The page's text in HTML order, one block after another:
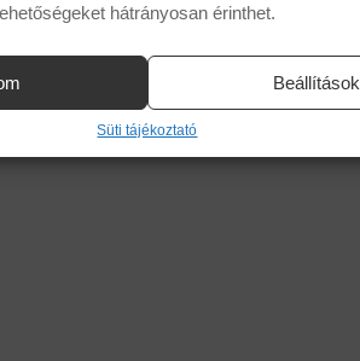
hátrányosan érinthet.
Beállítások
Süti tájékoztató